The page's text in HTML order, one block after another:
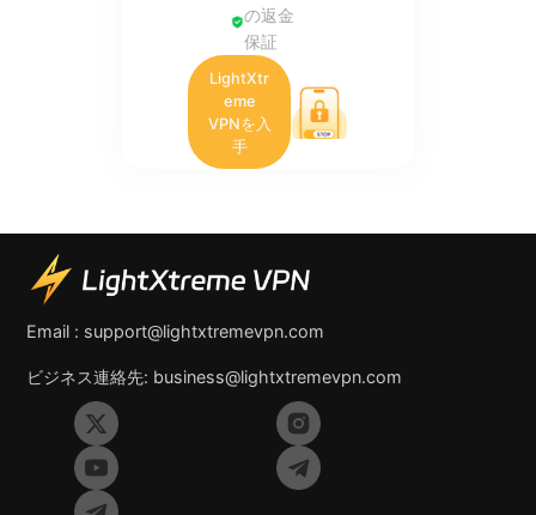
の返金
保証
LightXtr
eme
VPNを入
手
Email : support@lightxtremevpn.com
ビジネス連絡先: business@lightxtremevpn.com